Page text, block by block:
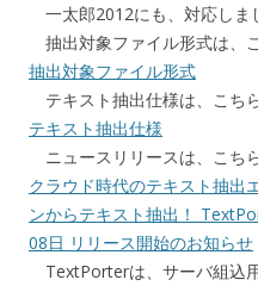
一太郎2012にも、対応しま
抽出対象ファイル形式は、
抽出対象ファイル形式
テキスト抽出仕様は、こち
テキスト抽出仕様
ニュースリリースは、こちら
クラウド時代のテキスト抽出
ンからテキスト抽出！
08日 リリース開始のお知らせ
TextPorterは、サーバ組込